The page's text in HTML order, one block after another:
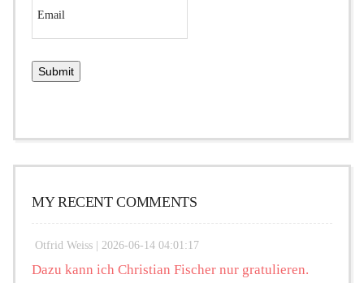
MY RECENT COMMENTS
Otfrid Weiss | 2026-06-14 04:01:17
Dazu kann ich Christian Fischer nur gratulieren.